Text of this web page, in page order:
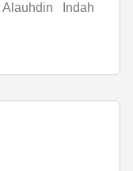
Indah